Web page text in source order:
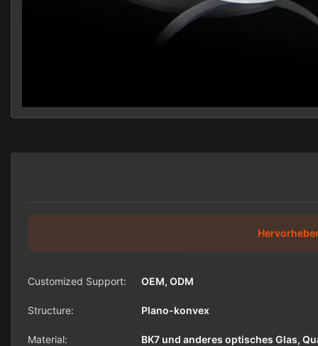
Customized Support: OEM, ODM
Structure: Plano-konvex
Material:
BK7 und anderes optisches Glas,